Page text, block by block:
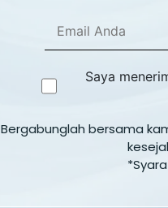
Saya
Bergabunglah bersama